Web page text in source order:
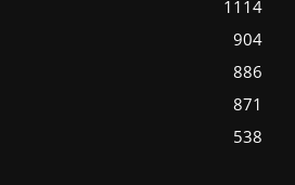
1114
904
886
871
538